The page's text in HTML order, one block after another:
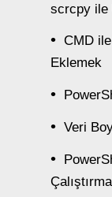
scrcpy ile
CMD
Eklemek
Veri